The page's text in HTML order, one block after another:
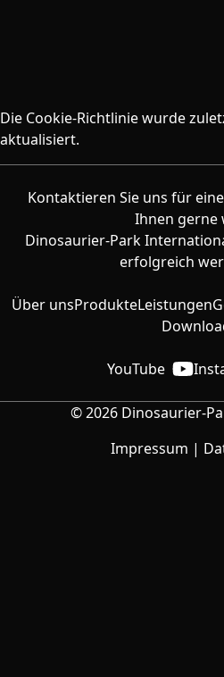
Die Cookie-Richtlinie wurde
aktualisiert.
Kontaktieren Sie uns für
Ihnen gerne
Dinosaurier-Park
erfolgreich
Über unsProdukteLeistungen
YouTube
© 2026 Dinosaurier-
Impressum